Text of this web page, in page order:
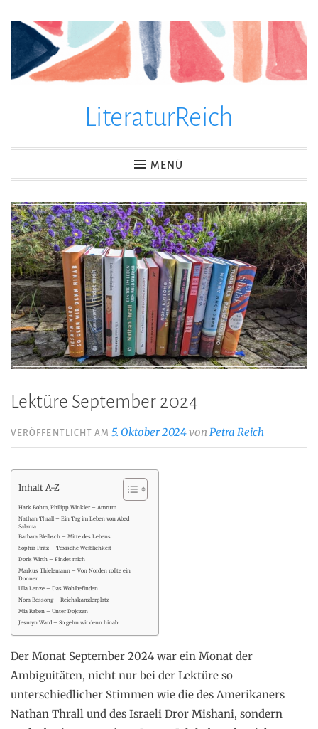
Zum
springen
LiteraturReich
MENÜ
Lektüre September 2024
VERÖFFENTLICHT AM5. Oktober 2024vonPetra Reich
Inhalt A-Z
Hark Bohm, Philipp Winkler – Amrum
Nathan Thrall – Ein Tag im Leben von Abed
Salama
Barbara Bleibsch – Mitte des Lebens
Sophia Fritz – Toxische Weiblichkeit
Doris Wirth – Findet mich
Markus Thielemann – Von Norden rollte ein
Donner
Ulla Lenze – Das Wohlbefinden
Nora Bossong – Reichskanzlerplatz
Mia Raben – Unter Dojczen
Jesmyn Ward – So gehn wir denn hinab
Der Monat September 2024 war ein Monat der
Ambiguitäten, nicht nur bei der Lektüre so
unterschiedlicher Stimmen wie die des Amerikaners
Nathan Thrall und des Israeli Dror Mishani, sondern